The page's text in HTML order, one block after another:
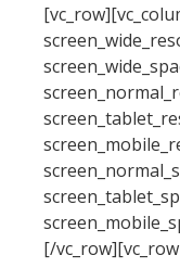
[/vc_row][vc_row